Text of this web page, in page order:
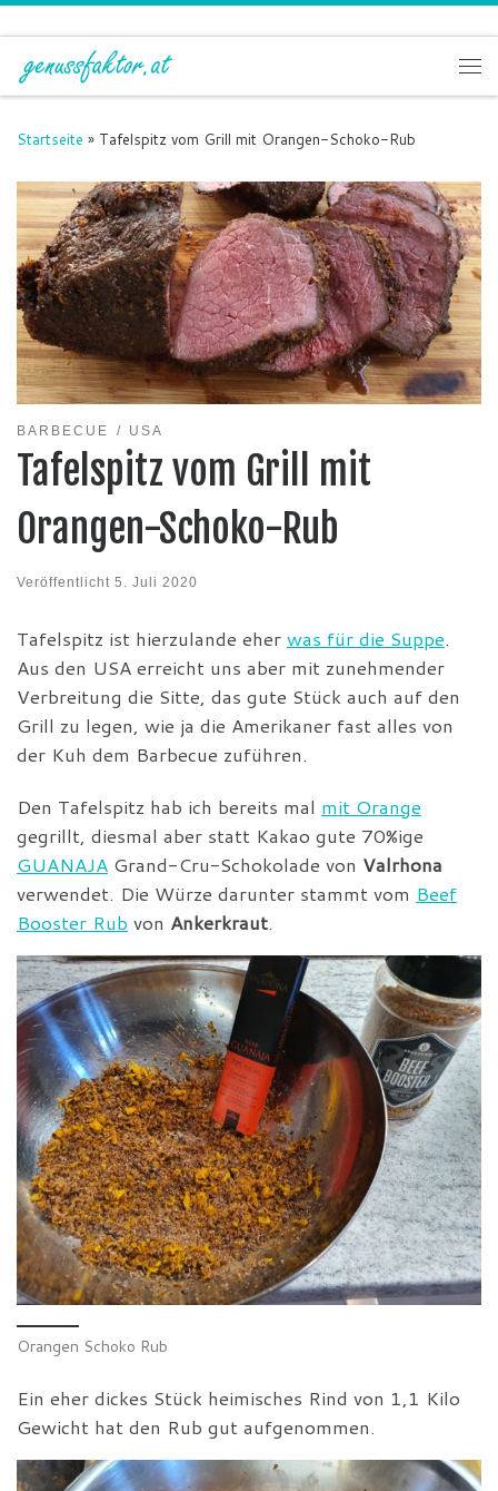
Zum Inhalt springen
Startseite » Tafelspitz vom Grill mit Orangen-Schoko-Rub
BARBECUE USA
Tafelspitz vom Grill mit
Orangen-Schoko-Rub
Veröffentlicht 5. Juli 2020
Tafelspitz ist hierzulande eher was für die Suppe.
Aus den USA erreicht uns aber mit zunehmender
Verbreitung die Sitte, das gute Stück auch auf den
Grill zu legen, wie ja die Amerikaner fast alles von
der Kuh dem Barbecue zuführen.
Den Tafelspitz hab ich bereits mal mit Orange
gegrillt, diesmal aber statt Kakao gute 70%ige
GUANAJA Grand-Cru-Schokolade von Valrhona
verwendet. Die Würze darunter stammt vom Beef
Booster Rub von Ankerkraut.
Orangen Schoko Rub
Ein eher dickes Stück heimisches Rind von 1,1 Kilo
Gewicht hat den Rub gut aufgenommen.